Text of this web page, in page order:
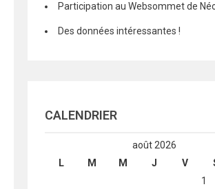
Participation au Websommet de
Des données intéressantes !
CALENDRIER
août 2026
L
M M J V
1